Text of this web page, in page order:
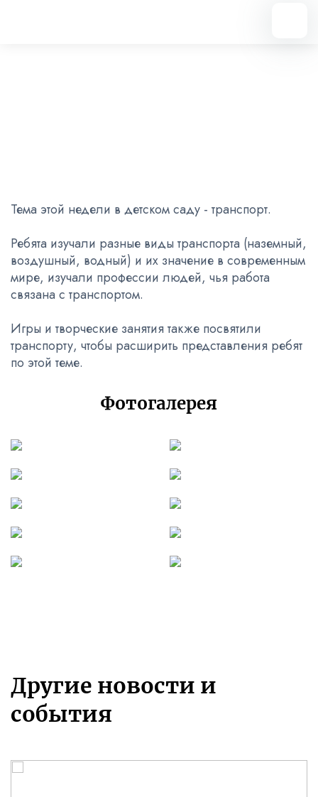
Тема этой недели в детском саду - транспорт.
Ребята изучали разные виды транспорта (наземный,
воздушный, водный) и их значение в современным
мире, изучали профессии людей, чья работа
связана с транспортом.
Игры и творческие занятия также посвятили
транспорту, чтобы расширить представления ребят
по этой теме.
Фотогалерея
Другие новости и
события